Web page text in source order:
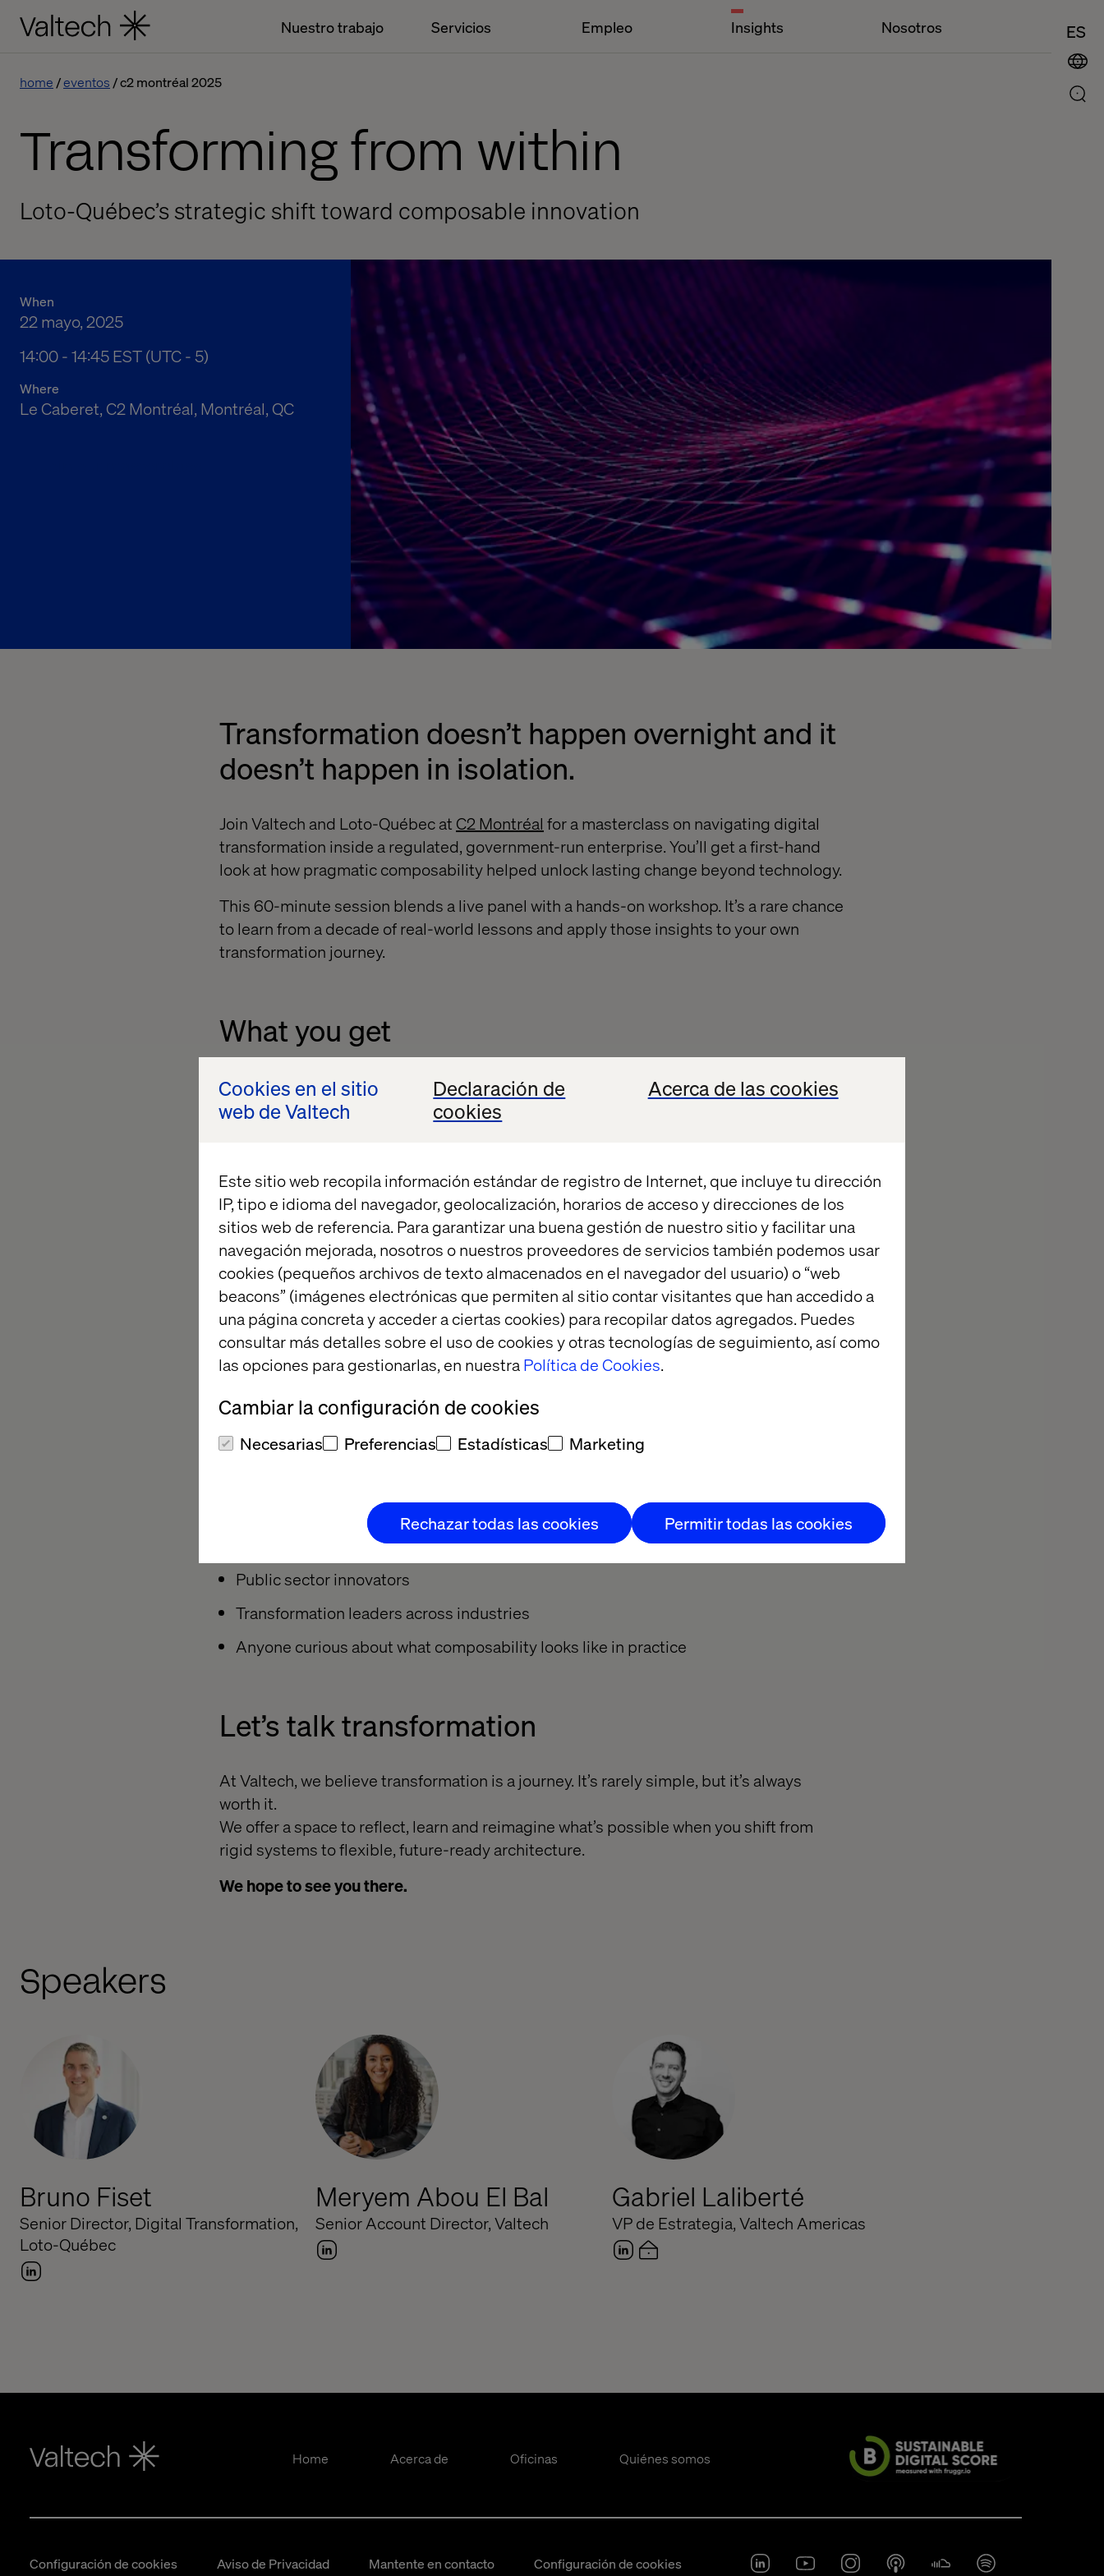
Cookies en el sitio
web de Valtech
Declaración de
cookies
Acerca de las cookies
Este sitio web recopila información estándar de registro de Internet, que incluye tu dirección
IP, tipo e idioma del navegador, geolocalización, horarios de acceso y direcciones de los
sitios web de referencia. Para garantizar una buena gestión de nuestro sitio y facilitar una
navegación mejorada, nosotros o nuestros proveedores de servicios también podemos usar
cookies (pequeños archivos de texto almacenados en el navegador del usuario) o “web
beacons” (imágenes electrónicas que permiten al sitio contar visitantes que han accedido a
una página concreta y acceder a ciertas cookies) para recopilar datos agregados. Puedes
consultar más detalles sobre el uso de cookies y otras tecnologías de seguimiento, así como
las opciones para gestionarlas, en nuestraPolítica de Cookies.
Cambiar la configuración de cookies
Necesarias Preferencias Estadísticas Marketing
Rechazar todas las cookies Permitir todas las cookies
Nuestro trabajo Servicios Empleo Insights Nosotros ES
home eventos c2 montréal 2025
Transforming from within
Loto-Québec’s strategic shift toward composable innovation
When
22 mayo, 2025
02:00 p. m. to 02:45 p. m. Eastern Standard Time
14:00 - 14:45 EST (UTC - 5)
Where
Le Caberet, C2 Montréal, Montréal, QC
Transformation doesn’t happen overnight and it
doesn’t happen in isolation.
Join Valtech and Loto-Québec at C2 Montréal for a masterclass on navigating digital
transformation inside a regulated, government-run enterprise. You’ll get a first-hand
look at how pragmatic composability helped unlock lasting change beyond technology.
This 60-minute session blends a live panel with a hands-on workshop. It’s a rare chance
to learn from a decade of real-world lessons and apply those insights to your own
transformation journey.
What you get
First-hand lessons from a public-sector digital transformation
A clear view of how composability works beyond the tech stack
A guided, collaborative exercise to reflect and prototype solutions
Ready to map your transformation?
We’ll close the session with a short, interactive activity:
Discover your organization’s composable readiness profile in under 10 minutes.
go next.
CIOs, CTOs, digital strategy leads
Public sector innovators
Transformation leaders across industries
Anyone curious about what composability looks like in practice
Let’s talk transformation
At Valtech, we believe transformation is a journey. It’s rarely simple, but it’s always
worth it.
We offer a space to reflect, learn and reimagine what’s possible when you shift from
rigid systems to flexible, future-ready architecture.
We hope to see you there.
Speakers
Bruno Fiset
Senior Director, Digital Transformation,
Loto-Québec
Meryem Abou El Bal
Senior Account Director, Valtech
Gabriel Laliberté
VP de Estrategia, Valtech Americas
Home Acerca de Oficinas Quiénes somos
Configuración de cookies Aviso de Privacidad Mantente en contacto Configuración de cookies